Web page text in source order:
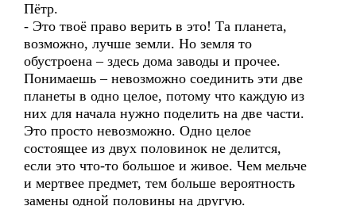
Пётр.
- Это твоё право верить в это! Та планета,
возможно, лучше земли. Но земля то
обустроена – здесь дома заводы и прочее.
Понимаешь – невозможно соединить эти две
планеты в одно целое, потому что каждую из
них для начала нужно поделить на две части.
Это просто невозможно. Одно целое
состоящее из двух половинок не делится,
если это что-то большое и живое. Чем мельче
и мертвее предмет, тем больше вероятность
замены одной половины на другую.